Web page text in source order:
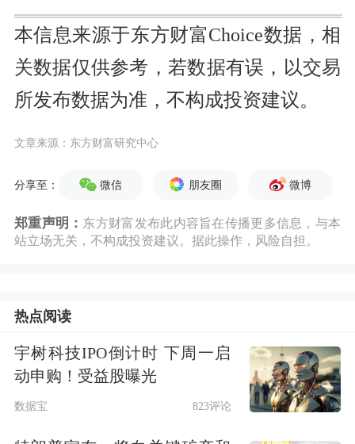
本信息来源于东方财富Choice数据，相
关数据仅供参考，若数据有误，以交易
所发布数据为准，不构成投资建议。
文章来源：东方财富研究中心
分享至： 微信 朋友圈 微博
郑重声明： 东方财富发布此内容旨在传播更多信息，与本
站立场无关，不构成投资建议。据此操作，风险自担。
热点阅读
宇树科技IPO倒计时 下周一启
动申购！受益股曝光
数据宝 823评论